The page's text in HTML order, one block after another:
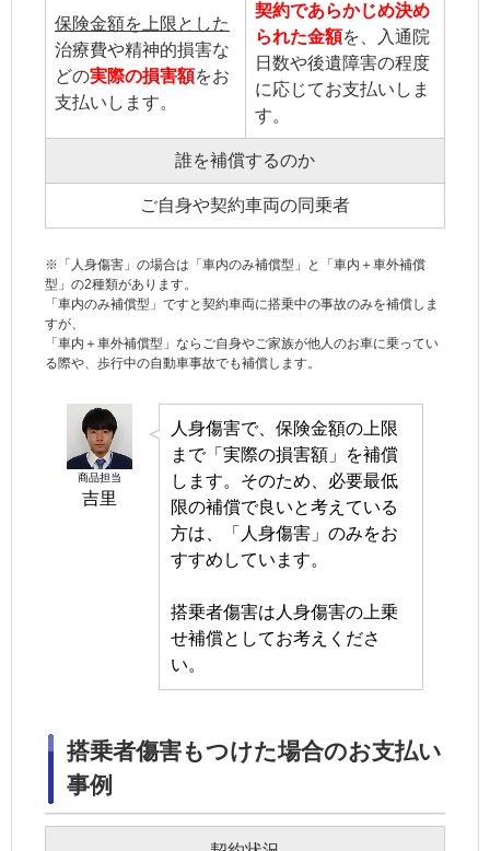
保険金額を上限とした
治療費や精神的損害な
どの実際の損害額をお
支払いします。
契約であらかじめ決め
られた金額を、入通院
日数や後遺障害の程度
に応じてお支払いしま
す。
誰を補償するのか
ご自身や契約車両の同乗者
※「 人身傷害 」の場合は「車内のみ補償型」と「車内＋車外補償
型」の2種類があります。
「車内のみ補償型」ですと 契約車両に搭乗中の事故のみを補償しま
すが、
「車内＋車外補償型」ならご自身やご家族が他人のお車に乗ってい
る際や、歩行中の自動車事故でも補償します。
商品担当
吉里
人身傷害で、保険金額の上限
まで「実際の損害額」を補償
します。そのため、必要最低
限の補償で良いと考えている
方は、「 人身傷害 」のみをお
すすめしています。
搭乗者傷害は 人身傷害の上乗
せ補償としてお考えくださ
い。
搭乗者傷害もつけた場合のお支払い
事例